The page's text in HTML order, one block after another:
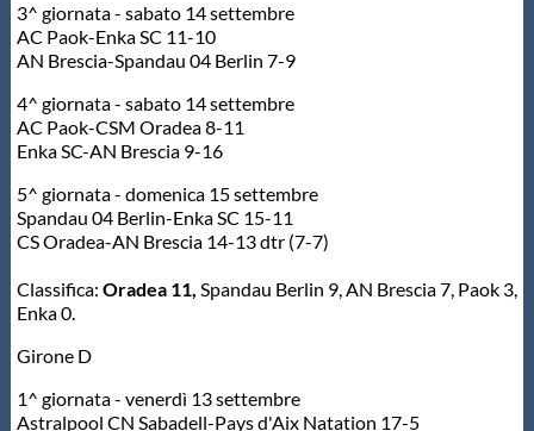
Privacy
Cookie Policy
Flash News
Galleria fotografica
Videogallery
3^ giornata - sabato 14 settembre
AC Paok-Enka SC 11-10
AN Brescia-Spandau 04 Berlin 7-9
4^ giornata - sabato 14 settembre
AC Paok-CSM Oradea 8-11
Enka SC-AN Brescia 9-16
5^ giornata - domenica 15 settembre
Spandau 04 Berlin-Enka SC 15-11
CS Oradea-AN Brescia 14-13 dtr (7-7)
Classifica: Oradea 11, Spandau Berlin 9, AN Brescia 7, Paok 3,
Enka 0.
Girone D
1^ giornata - venerdì 13 settembre
Astralpool CN Sabadell-Pays d'Aix Natation 17-5